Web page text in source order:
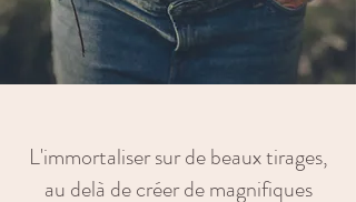
L'immortaliser sur de beaux tirages,
au delà de créer de magnifiques